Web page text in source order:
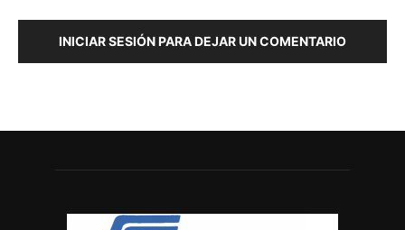
INICIAR SESIÓN PARA DEJAR UN COMENTARIO